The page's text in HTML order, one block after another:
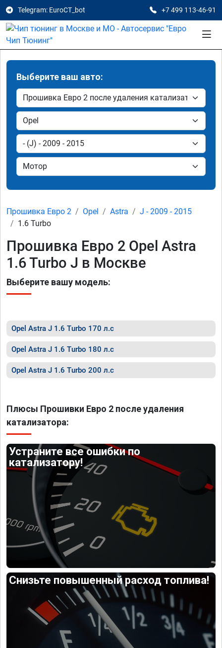
Telegram: EuroCT_bot +7 499 113-46-91
Выберите ваш авто:
Прошивка Евро 2 Opel Astra
J - 2009 - 2015
1.6 Turbo
Прошивка Евро 2 Opel Astra
1.6 Turbo J в Москве
Выберите вашу модель:
Opel Astra J 1.6 Turbo 170 л.с
Opel Astra J 1.6 Turbo 180 л.с
Opel Astra J 1.6 Turbo 200 л.с
Плюсы Прошивки Евро 2 после удаления
катализатора:
Устраните все ошибки по
катализатору!
Снизьте повышенный расход топлива!